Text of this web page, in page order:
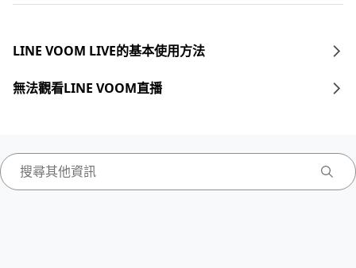
LINE VOOM LIVE的基本使用方法
無法觀看LINE VOOM直播